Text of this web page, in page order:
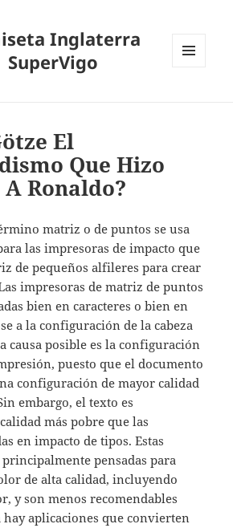
Inglaterra
SuperVigo
El
Que Hizo
Ronaldo?
matriz o de puntos se usa
las impresoras de impacto que
de pequeños alfileres para crear
impresoras de matriz de puntos
bien en caracteres o bien en
a la configuración de la cabeza
causa posible es la configuración
puesto que el documento
configuración de mayor calidad
embargo, el texto es
más pobre que las
en impacto de tipos. Estas
pensadas para
de alta calidad, incluyendo
y son menos recomendables
aplicaciones que convierten